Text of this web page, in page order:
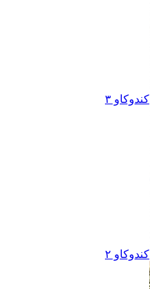
کندوکاو ۳
کندوکاو ۲